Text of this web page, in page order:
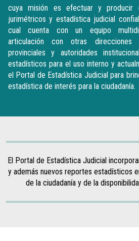
cuya misión es efectuar y producir
jurimétricos y estadística judicial
cual cuenta con un equipo
articulación con otras direcciones
provinciales y autoridades
estadísticos para el uso interno y
el Portal de Estadística Judicial para
estadística de interés para la ciudadanía.
El Portal de Estadística Judicial
y además nuevos reportes estadísticos
de la ciudadanía y de la